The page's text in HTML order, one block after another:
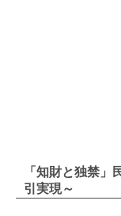
「知財と独禁
引実現～